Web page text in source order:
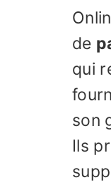
de
qui
son
Ils